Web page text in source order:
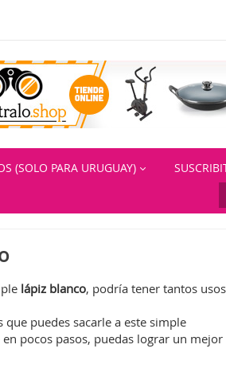
(SOLO PARA URUGUAY)
lápiz blanco, podría tener tantos
puedes sacarle a este simple
pocos pasos, puedas lograr un mejor